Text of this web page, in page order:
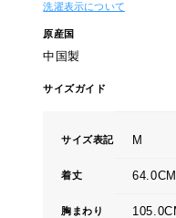
洗濯表示について
原産国
中国製
サイズガイド
サイズ表記 M
着丈 64.0CM
胸まわり